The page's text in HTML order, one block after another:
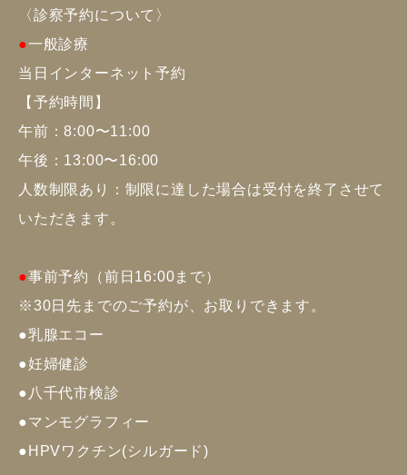
〈診察予約について〉
●一般診療
当日インターネット予約
【予約時間】
午前：8:00〜11:00
午後：13:00〜16:00
人数制限あり：制限に達した場合は受付を終了させて
いただきます。
●事前予約（前日16:00まで）
※30日先までのご予約が、お取りできます。
●乳腺エコー
●妊婦健診
● 八千代市検診
●マンモグラフィー
● HPVワクチン(シルガード)